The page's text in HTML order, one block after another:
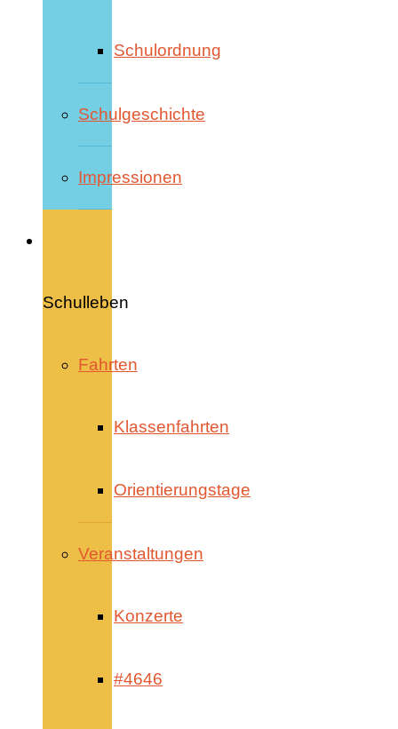
Schulordnung
Schulgeschichte
Impressionen
Schulleben
Fahrten
Klassenfahrten
Orientierungstage
Veranstaltungen
Konzerte
#4646